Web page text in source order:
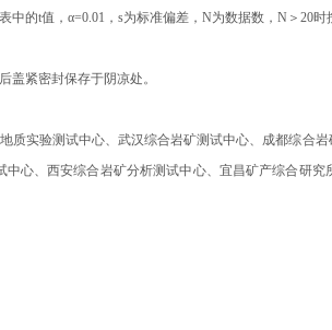
中的t值，α=0.01，s为标准偏差，N为数据数，N＞20时
盖紧密封保存于阴凉处。
质实验测试中心、武汉综合岩矿测试中心、成都综合
心、西安综合岩矿分析测试中心、宜昌矿产综合研